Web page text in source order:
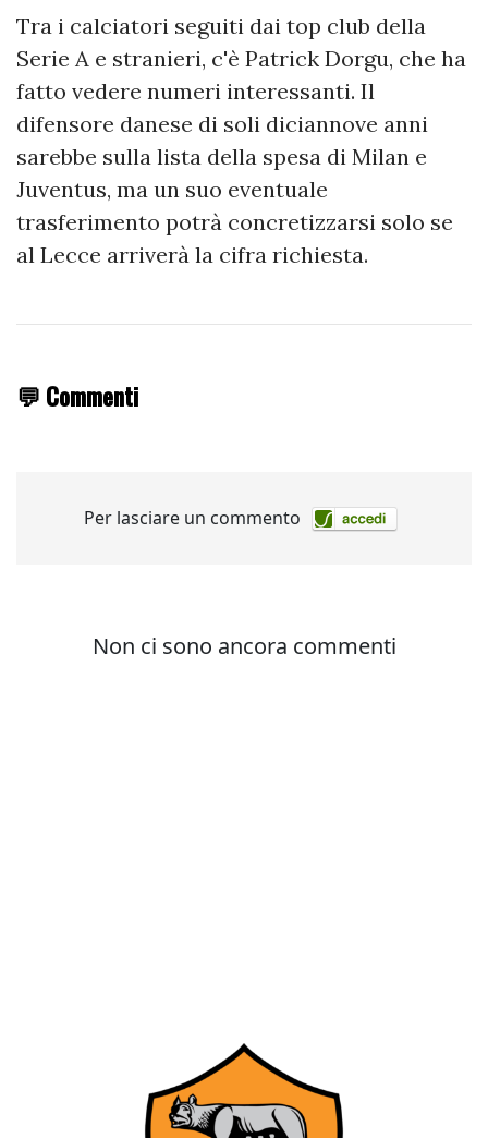
Tra i calciatori seguiti dai top club della
Serie A e stranieri, c'è Patrick Dorgu, che ha
fatto vedere numeri interessanti. Il
difensore danese di soli diciannove anni
sarebbe sulla lista della spesa di Milan e
Juventus, ma un suo eventuale
trasferimento potrà concretizzarsi solo se
al Lecce arriverà la cifra richiesta.
💬 Commenti